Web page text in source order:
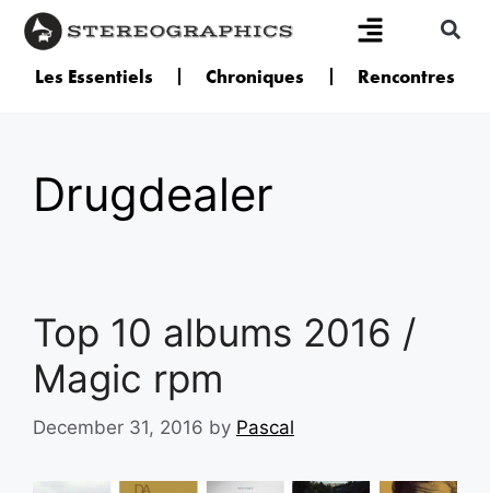
Les Essentiels Chroniques Rencontres
Drugdealer
Top 10 albums 2016 /
Magic rpm
December 31, 2016 by Pascal